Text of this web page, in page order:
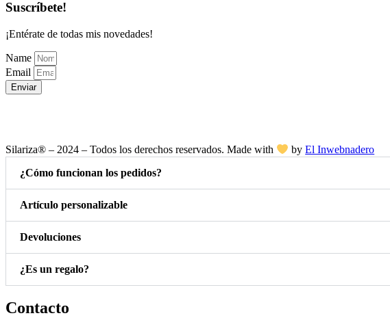
Suscríbete!
¡Entérate de todas mis novedades!
Name
Email
Enviar
Silariza® – 2024 – Todos los derechos reservados. Made with
byEl Inwebnadero
¿Cómo funcionan los pedidos?
Artículo personalizable
Devoluciones
¿Es un regalo?
Contacto